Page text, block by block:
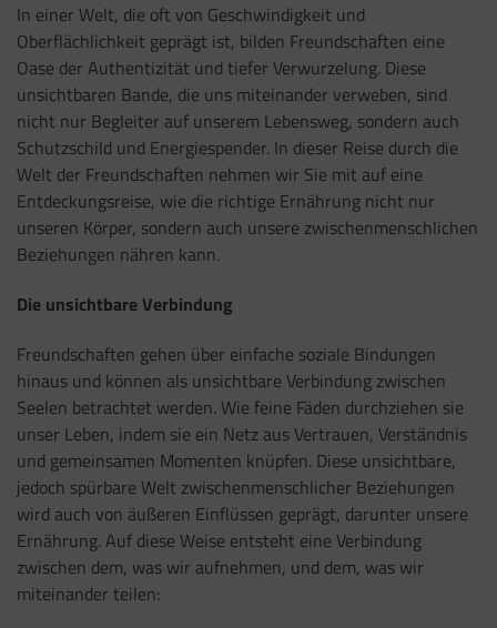
In einer Welt, die oft von Geschwindigkeit und
Oberflächlichkeit geprägt ist, bilden Freundschaften eine
Oase der Authentizität und tiefer Verwurzelung. Diese
unsichtbaren Bande, die uns miteinander verweben, sind
nicht nur Begleiter auf unserem Lebensweg, sondern auch
Schutzschild und Energiespender. In dieser Reise durch die
Welt der Freundschaften nehmen wir Sie mit auf eine
Entdeckungsreise, wie die richtige Ernährung nicht nur
unseren Körper, sondern auch unsere zwischenmenschlichen
Beziehungen nähren kann.
Die unsichtbare Verbindung
Freundschaften gehen über einfache soziale Bindungen
hinaus und können als unsichtbare Verbindung zwischen
Seelen betrachtet werden. Wie feine Fäden durchziehen sie
unser Leben, indem sie ein Netz aus Vertrauen, Verständnis
und gemeinsamen Momenten knüpfen. Diese unsichtbare,
jedoch spürbare Welt zwischenmenschlicher Beziehungen
wird auch von äußeren Einflüssen geprägt, darunter unsere
Ernährung. Auf diese Weise entsteht eine Verbindung
zwischen dem, was wir aufnehmen, und dem, was wir
miteinander teilen: